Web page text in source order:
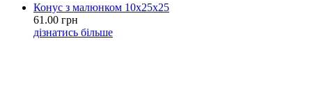
Конус з малюнком 10х25х25
61.00 грн
дізнатись більше